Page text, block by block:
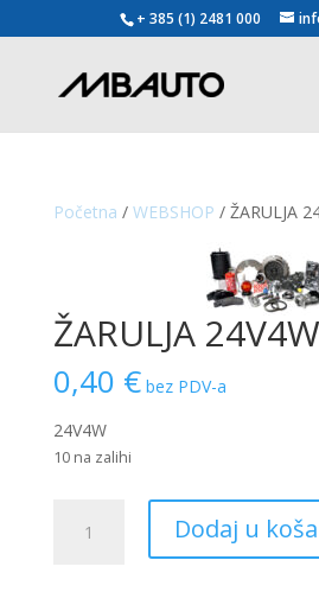
+ 385 (1) 2481 000
Početna / WEBSHOP / ŽARULJA
ŽARULJA
0,40 € bez PDV-a
24V4W
10 na zalihi
24V4W
Dodaj u